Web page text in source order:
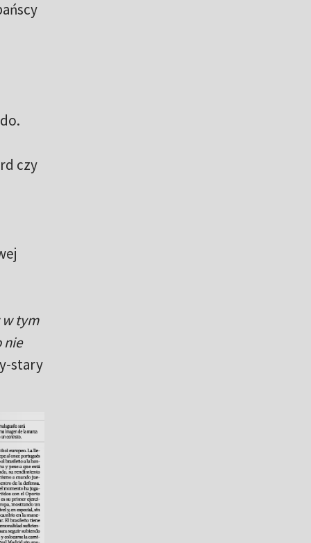
czy
w tym
nie
stary